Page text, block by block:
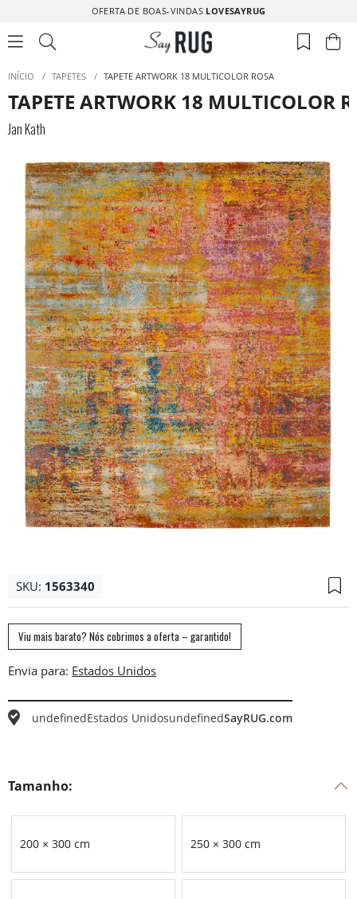
OFERTA DE BOAS-VINDAS LOVESAYRUG
INÍCIO / TAPETES / TAPETE ARTWORK 18 MULTICOLOR ROSA
TAPETE ARTWORK 18 MULTICOLOR
Jan Kath
SKU: 1563340
Viu mais barato? Nós cobrimos a oferta – garantido!
Envia para:
undefinedEstados UnidosundefinedSayRUG.com
Tamanho:
200 × 300 cm 250 × 300 cm